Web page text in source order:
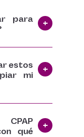
para
estos
mi
qué